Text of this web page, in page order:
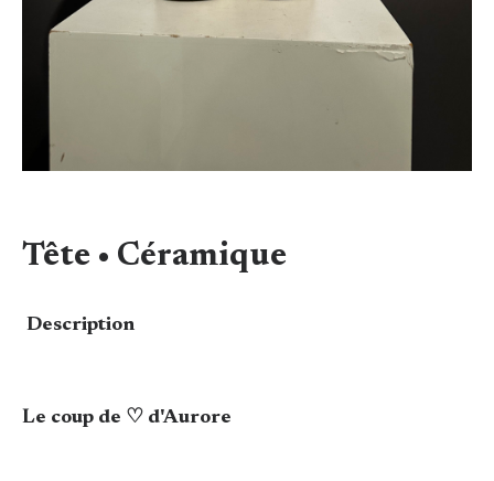
Tête • Céramique
Description
Le coup de ♡ d'Aurore